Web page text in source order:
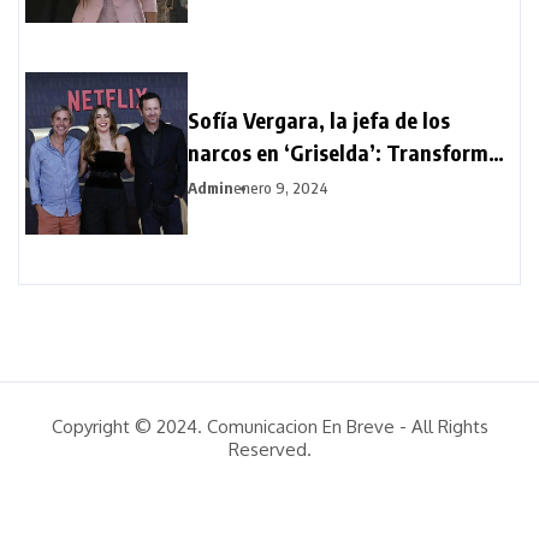
Sofía Vergara, la jefa de los
narcos en ‘Griselda’: Transformar
mi físico ha sido difícil
Adminenero 9, 2024
Copyright © 2024. Comunicacion En Breve - All Rights
Reserved.